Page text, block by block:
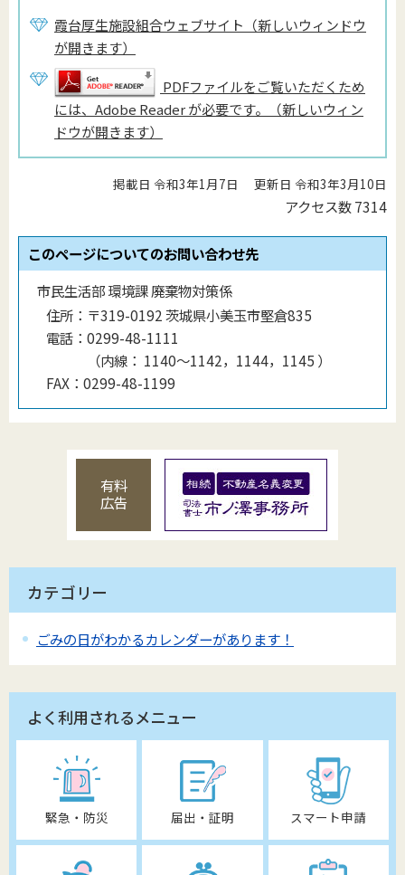
霞台厚生施設組合ウェブサイト（新しいウィンドウ
が開きます）
PDFファイルをご覧いただくため
には、Adobe Reader が必要です。（新しいウィン
ドウが開きます）
掲載日 令和3年1月7日 更新日 令和3年3月10日
アクセス数7314
このページについてのお問い合わせ先
市民生活部 環境課 廃棄物対策係
住所： 〒319-0192 茨城県小美玉市堅倉835
電話： 0299-48-1111
（内線 ： 1140〜1142，1144，1145 ）
FAX： 0299-48-1199
有料
広告
カテゴリー
ごみの日がわかるカレンダーがあります！
よく利用されるメニュー
緊急・防災 届出・証明 スマート申請